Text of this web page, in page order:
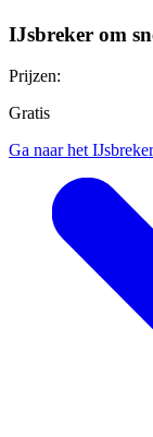
IJsbreker om
Prijzen:
Gratis
Ga naar het